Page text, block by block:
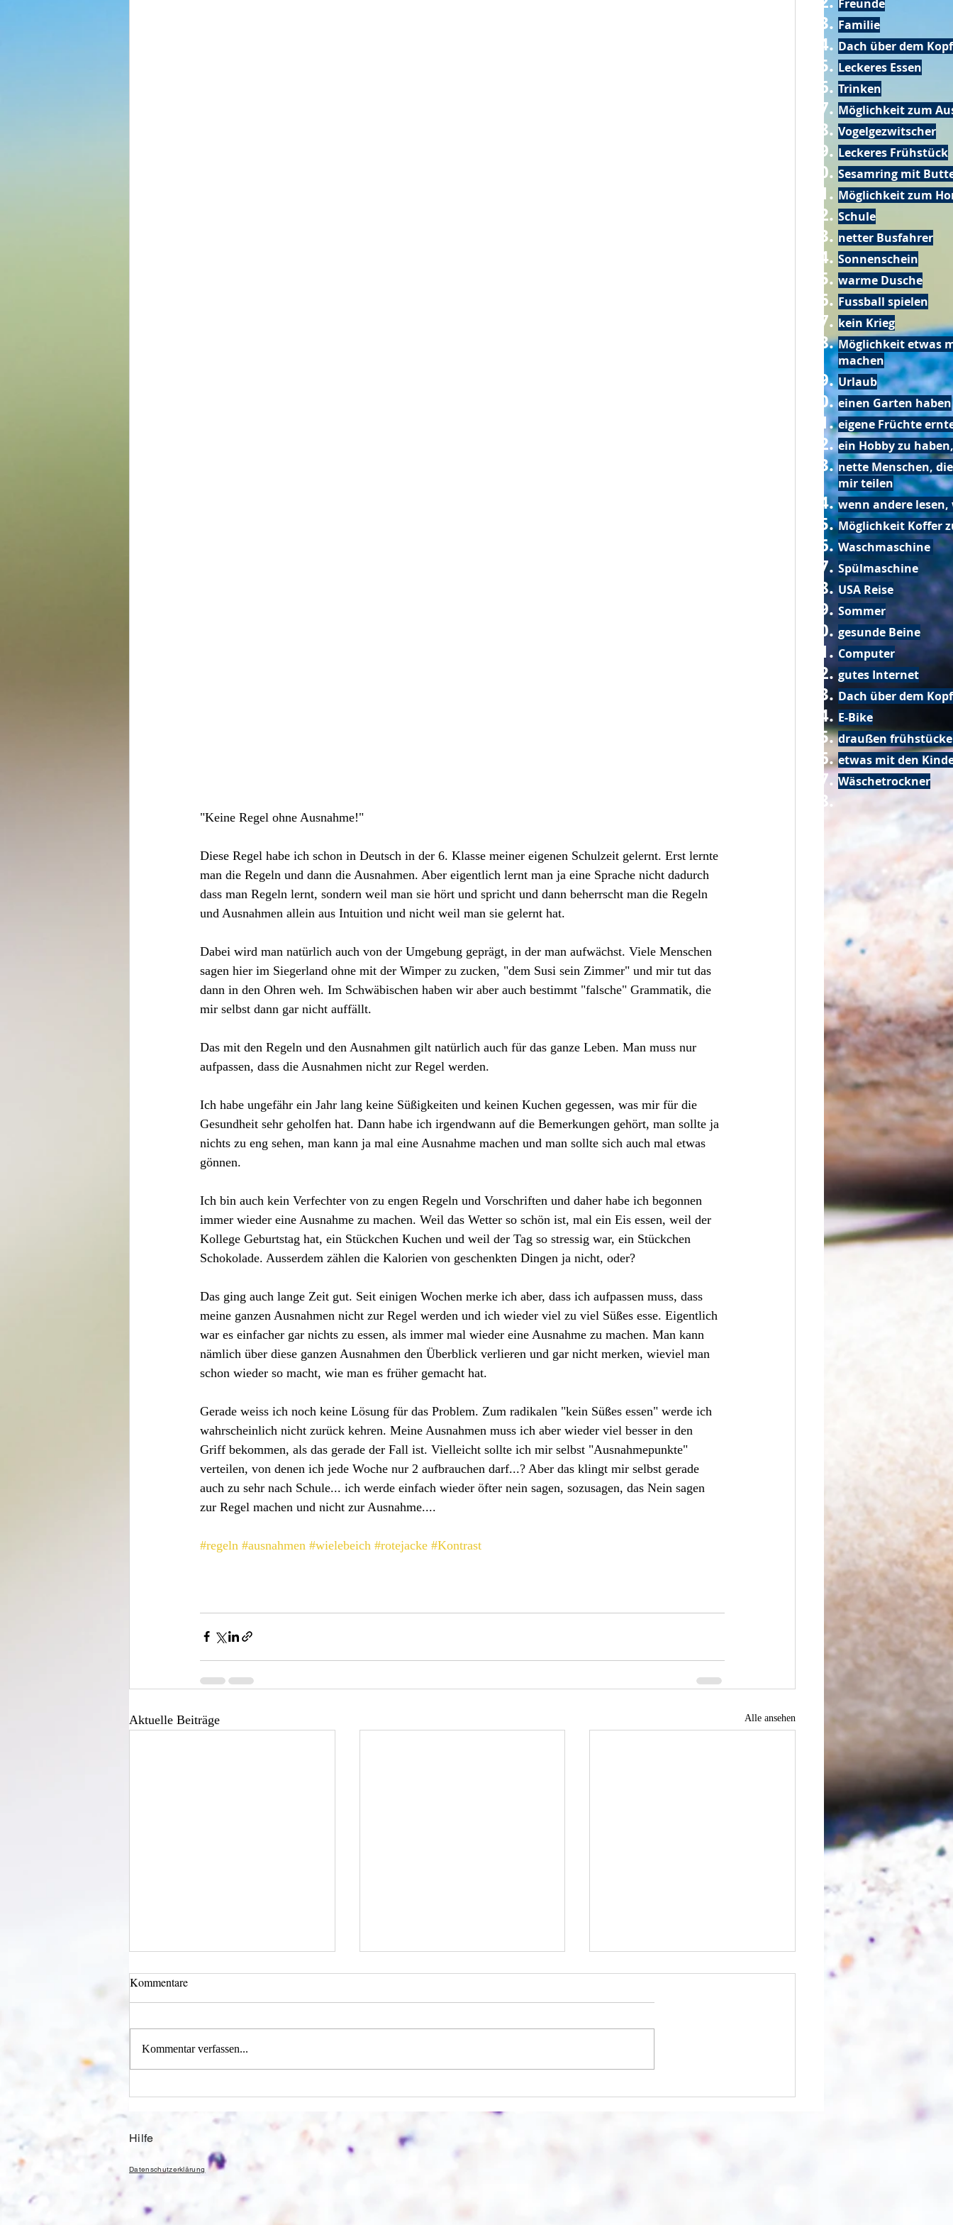
"Keine Regel ohne Ausnahme!"
Diese Regel habe ich schon in Deutsch in der 6. Klasse meiner eigenen Schulzeit gelernt. Erst lernte
man die Regeln und dann die Ausnahmen. Aber eigentlich lernt man ja eine Sprache nicht dadurch
dass man Regeln lernt, sondern weil man sie hört und spricht und dann beherrscht man die Regeln
und Ausnahmen allein aus Intuition und nicht weil man sie gelernt hat.
Dabei wird man natürlich auch von der Umgebung geprägt, in der man aufwächst. Viele Menschen
sagen hier im Siegerland ohne mit der Wimper zu zucken, "dem Susi sein Zimmer" und mir tut das
dann in den Ohren weh. Im Schwäbischen haben wir aber auch bestimmt "falsche" Grammatik, die
mir selbst dann gar nicht auffällt.
Das mit den Regeln und den Ausnahmen gilt natürlich auch für das ganze Leben. Man muss nur
aufpassen, dass die Ausnahmen nicht zur Regel werden.
Ich habe ungefähr ein Jahr lang keine Süßigkeiten und keinen Kuchen gegessen, was mir für die
Gesundheit sehr geholfen hat. Dann habe ich irgendwann auf die Bemerkungen gehört, man sollte ja
nichts zu eng sehen, man kann ja mal eine Ausnahme machen und man sollte sich auch mal etwas
gönnen.
Ich bin auch kein Verfechter von zu engen Regeln und Vorschriften und daher habe ich begonnen
immer wieder eine Ausnahme zu machen. Weil das Wetter so schön ist, mal ein Eis essen, weil der
Kollege Geburtstag hat, ein Stückchen Kuchen und weil der Tag so stressig war, ein Stückchen
Schokolade. Ausserdem zählen die Kalorien von geschenkten Dingen ja nicht, oder?
Das ging auch lange Zeit gut. Seit einigen Wochen merke ich aber, dass ich aufpassen muss, dass
meine ganzen Ausnahmen nicht zur Regel werden und ich wieder viel zu viel Süßes esse. Eigentlich
war es einfacher gar nichts zu essen, als immer mal wieder eine Ausnahme zu machen. Man kann
nämlich über diese ganzen Ausnahmen den Überblick verlieren und gar nicht merken, wieviel man
schon wieder so macht, wie man es früher gemacht hat.
Gerade weiss ich noch keine Lösung für das Problem. Zum radikalen "kein Süßes essen" werde ich
wahrscheinlich nicht zurück kehren. Meine Ausnahmen muss ich aber wieder viel besser in den
Griff bekommen, als das gerade der Fall ist. Vielleicht sollte ich mir selbst "Ausnahmepunkte"
verteilen, von denen ich jede Woche nur 2 aufbrauchen darf...? Aber das klingt mir selbst gerade
auch zu sehr nach Schule... ich werde einfach wieder öfter nein sagen, sozusagen, das Nein sagen
zur Regel machen und nicht zur Ausnahme....
#regeln #ausnahmen #wielebeich #rotejacke #Kontrast
Aktuelle Beiträge Alle ansehen
Kommentare
Kommentar verfassen...
Freunde
Familie
Dach über dem Kopf
Leckeres Essen
Trinken
Möglichkeit zum
Vogelgezwitscher
Leckeres Frühstück
Sesamring mit
Möglichkeit zum
Schule
netter Busfahrer
Sonnenschein
warme Dusche
Fussball spielen
kein Krieg
Möglichkeit etwas
machen
Urlaub
einen Garten haben
eigene Früchte
ein Hobby zu
nette Menschen,
mir teilen
wenn andere lesen,
Möglichkeit Koffer
Waschmaschine
Spülmaschine
USA Reise
Sommer
gesunde Beine
Computer
gutes Internet
Dach über dem Kopf
E-Bike
draußen
etwas mit den
Wäschetrockner
Hilfe
Datenschutzerklärung